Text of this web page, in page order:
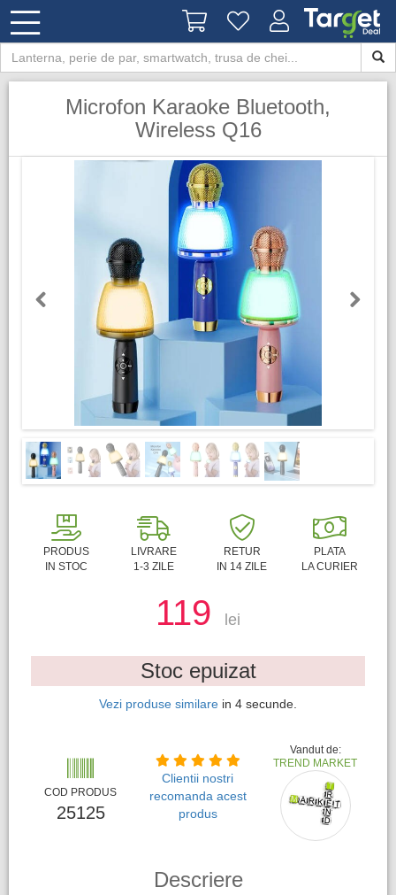
Microfon Karaoke Bluetooth,
Wireless Q16
PRODUS
IN STOC
LIVRARE
1-3 ZILE
RETUR
IN 14 ZILE
PLATA
LA CURIER
119 lei
Stoc epuizat
Vezi produse similare in 3 secunde.
COD PRODUS
25125
Clientii nostri
recomanda acest
produs
Vandut de:
TREND MARKET
Descriere